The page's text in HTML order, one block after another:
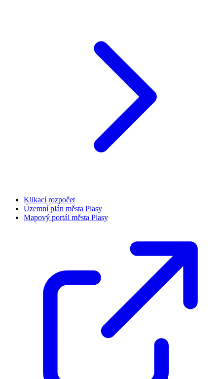
Klikací rozpočet
Územní plán města Plasy
Mapový portál města Plasy